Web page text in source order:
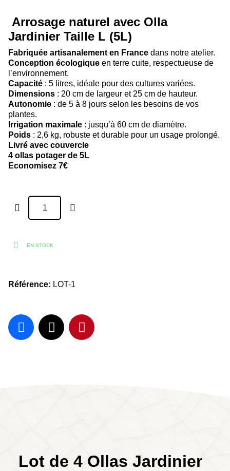
Arrosage naturel avec Olla
Jardinier Taille L (5L)
Fabriquée artisanalement en France dans notre atelier.
Conception écologique en terre cuite, respectueuse de
l’environnement.
Capacité : 5 litres, idéale pour des cultures variées.
Dimensions : 20 cm de largeur et 25 cm de hauteur.
Autonomie : de 5 à 8 jours selon les besoins de vos
plantes.
Irrigation maximale : jusqu’à 60 cm de diamètre.
Poids : 2,6 kg, robuste et durable pour un usage prolongé.
Livré avec couvercle
4 ollas potager de 5L
Economisez 7€
EN STOCK
Référence LOT-1
Lot de 4 Ollas Jardinier